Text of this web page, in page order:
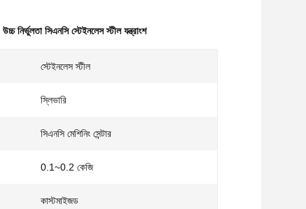
উচ্চ নির্ভুলতা সিএনসি স্টেইনলেস স্টীল যন্ত্রাংশ
স্টেইনলেস স্টীল
স্লিভারি
সিএনসি মেশিনিং সেন্টার
0.1~0.2 কেজি
কাস্টমাইজড